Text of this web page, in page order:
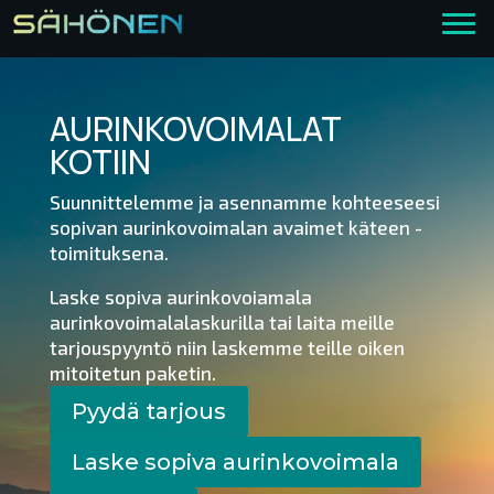
AURINKOVOIMALAT
KOTIIN
Suunnittelemme ja asennamme kohteeseesi
sopivan aurinkovoimalan avaimet käteen -
toimituksena.
Laske sopiva aurinkovoiamala
aurinkovoimalalaskurilla tai laita meille
tarjouspyyntö niin laskemme teille oiken
mitoitetun paketin.
Pyydä tarjous
Laske sopiva aurinkovoimala
Etkö löytänyt etsimääsi?
Lähetä